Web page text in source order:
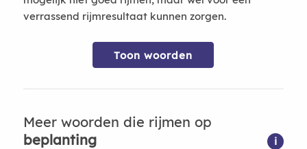
verrassend rijmresultaat kunnen zorgen.
Toon woorden
Meer woorden die rijmen op
beplanting
i